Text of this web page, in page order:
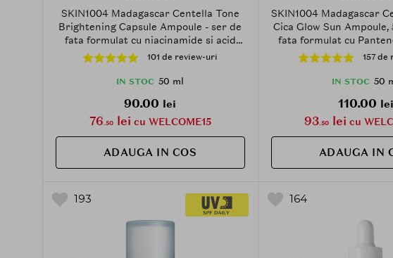
SKIN1004 Madagascar Centella Tone
Brightening Capsule Ampoule - ser de
fata formulat cu niacinamide si acid
tranexamic, care contribuie la
iluminarea si uniformizarea tenului - 50
ml
101 de review-uri
IN STOC 50 ml
90.00 lei
76.50lei cu WELCOME15
ADAUGA IN COS
SKIN1004 Madagascar
Cica Glow Sun
fata formulat cu
care contribuie la
metinerea confortului
157 de
IN STOC 50
110.00 lei
93.50 lei cu
ADAUGA IN
193 164